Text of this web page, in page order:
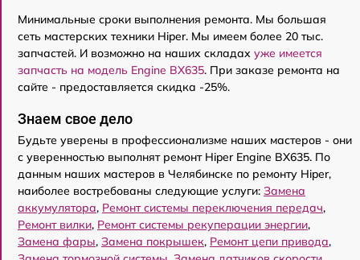
Минимальные сроки выполнения ремонта. Мы большая
сеть мастерских техники Hiper. Мы имеем более 20 тыс.
запчастей. И возможно на наших складах уже имеется
запчасть на модель Engine BX635. При заказе ремонта на
сайте - предоставляется скидка -25%.
Знаем свое дело
Будьте уверены в профессионализме наших мастеров - они
с уверенностью выполнят ремонт Hiper Engine BX635. По
данным наших мастеров в Челябинске по ремонту Hiper,
наиболее востребованы следующие услуги: Замена
аккумулятора, Ремонт системы переключения передач,
Ремонт вилки, Ремонт системы рекуперации энергии,
Замена фары, Замена покрышек, Ремонт цепи привода,